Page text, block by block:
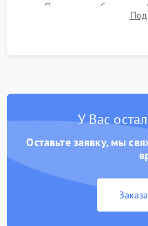
Проверка
DisplayPort, VGA) и
У Вас
Оставьте заявку, мы